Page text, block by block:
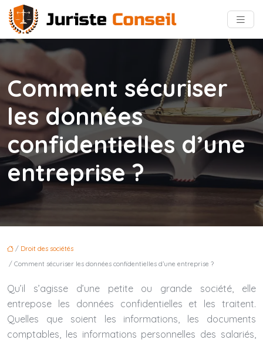
Comment sécuriser
les données
confidentielles d’une
entreprise ?
/ Droit des sociétés
/ Comment sécuriser les données confidentielles d’une entreprise ?
Qu’il s’agisse d’une petite ou grande société, elle
entrepose les données confidentielles et les traitent.
Quelles que soient les informations, les documents
comptables, les informations personnelles des salariés,